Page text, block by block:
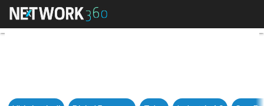
Telespazio, il satellite al